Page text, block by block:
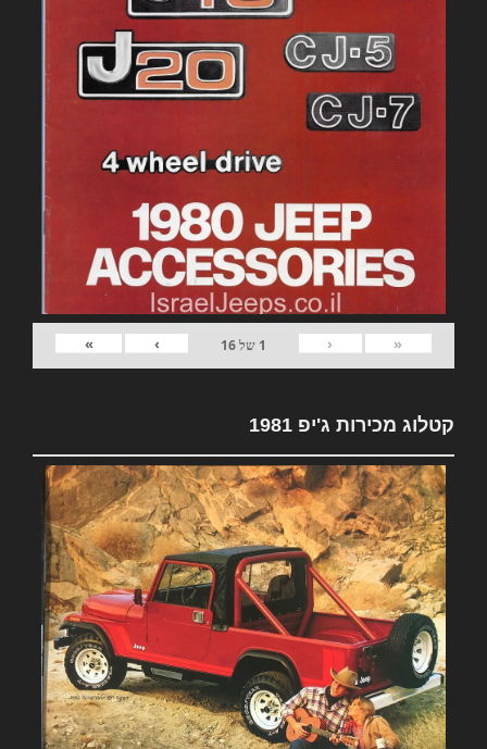
«
‹
1 של16
›
»
קטלוג מכירות ג'יפ 1981